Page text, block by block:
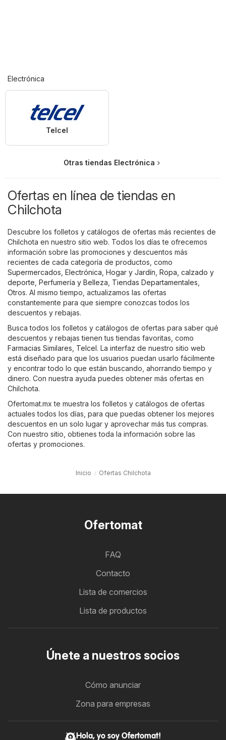
Electrónica
Telcel
Otras tiendas Electrónica
Ofertas en línea de tiendas en
Chilchota
Descubre los folletos y catálogos de ofertas más recientes de
Chilchota en nuestro sitio web. Todos los días te ofrecemos
información sobre las promociones y descuentos más
recientes de cada categoría de productos, como
Supermercados Electrónica Hogar y Jardín Ropa, calzado y
deporte Perfumería y Belleza Tiendas Departamentales
Otros. Al mismo tiempo, actualizamos las ofertas
constantemente para que siempre conozcas todos los
descuentos y rebajas.
Busca todos los folletos y catálogos de ofertas para saber qué
descuentos y rebajas tienen tus tiendas favoritas, como
Farmacias Similares Telcel. La interfaz de nuestro sitio web
está diseñado para que los usuarios puedan usarlo fácilmente
y encontrar todo lo que están buscando, ahorrando tiempo y
dinero. Con nuestra ayuda puedes obtener más ofertas en
Chilchota.
Ofertomat.mx te muestra los folletos y catálogos de ofertas
actuales todos los días, para que puedas obtener los mejores
descuentos en un solo lugar y aprovechar más tus compras.
Con nuestro sitio, obtienes toda la información sobre las
ofertas y promociones.
Inicio Ofertas Chilchota
Ofertomat
FAQ
Contacto
Lista de comercios
Lista de productos
Únete a nuestros socios
Cómo anunciar
Zona para empresas
Hola, yo soy Ofertomat!